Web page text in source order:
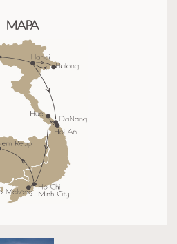
MAPA